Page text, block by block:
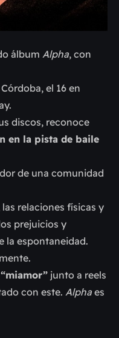
álbum Alpha, con
el 16 en
discos, reconoce
en la pista de baile
de una comunidad
relaciones físicas y
prejuicios y
la espontaneidad.
“miamor” junto a reels
con este. Alpha es